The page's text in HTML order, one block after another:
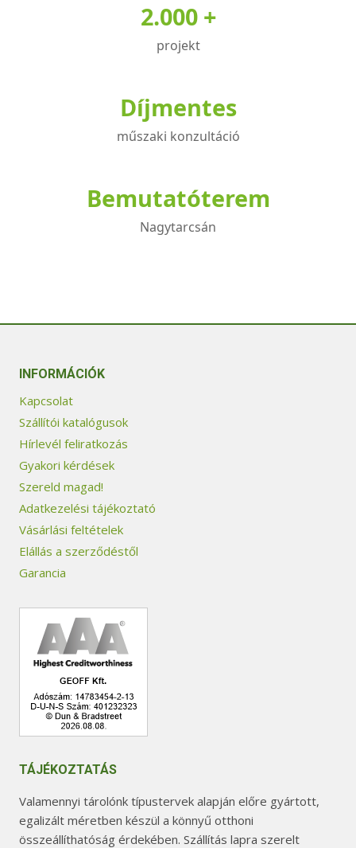
2.000 +
projekt
Díjmentes
műszaki konzultáció
Bemutatóterem
Nagytarcsán
INFORMÁCIÓK
Kapcsolat
Szállítói katalógusok
Hírlevél feliratkozás
Gyakori kérdések
Szereld magad!
Adatkezelési tájékoztató
Vásárlási feltételek
Elállás a szerződéstől
Garancia
TÁJÉKOZTATÁS
Valamennyi tárolónk típustervek alapján előre gyártott,
egalizált méretben készül a könnyű otthoni
összeállíthatóság érdekében. Szállítás lapra szerelt